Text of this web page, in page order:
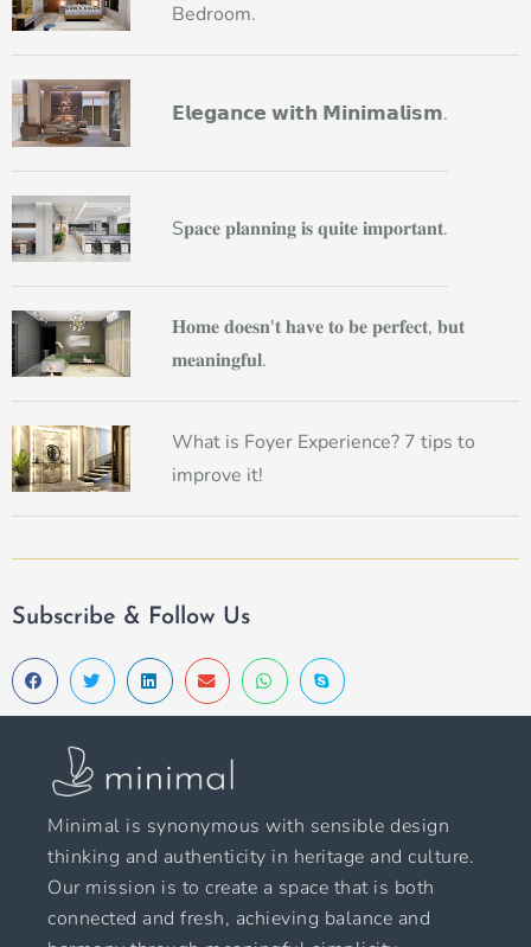
Bedroom.
𝗘𝗹𝗲𝗴𝗮𝗻𝗰𝗲 𝘄𝗶𝘁𝗵 𝗠𝗶𝗻𝗶𝗺𝗮𝗹𝗶𝘀𝗺.
S𝐩𝐚𝐜𝐞 𝐩𝐥𝐚𝐧𝐧𝐢𝐧𝐠 𝐢𝐬 𝐪𝐮𝐢𝐭𝐞 𝐢𝐦𝐩𝐨𝐫𝐭𝐚𝐧𝐭.
𝐇𝐨𝐦𝐞 𝐝𝐨𝐞𝐬𝐧'𝐭 𝐡𝐚𝐯𝐞 𝐭𝐨 𝐛𝐞 𝐩𝐞𝐫𝐟𝐞𝐜𝐭, 𝐛𝐮𝐭
𝐦𝐞𝐚𝐧𝐢𝐧𝐠𝐟𝐮𝐥.
What is Foyer Experience? 7 tips to
improve it!
Subscribe & Follow Us
Minimal is synonymous with sensible design
thinking and authenticity in heritage and culture.
Our mission is to create a space that is both
connected and fresh, achieving balance and